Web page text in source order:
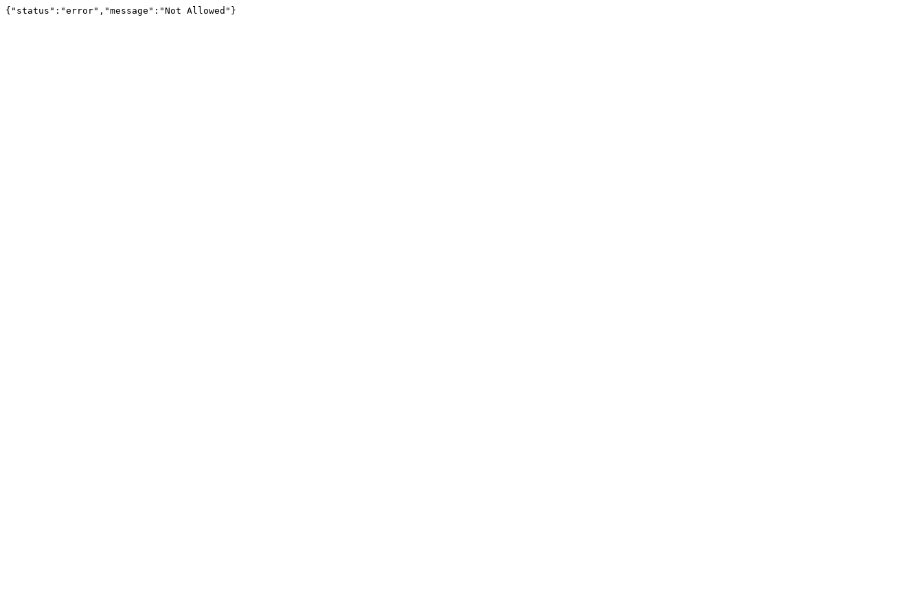
{"status":"error","message":"Not Allowed"}